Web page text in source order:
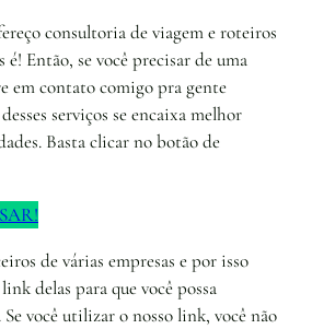
consultoria de viagem e roteiros
é! Então, se você precisar de uma
em contato comigo pra gente
serviços se encaixa melhor
Basta clicar no botão de
de várias empresas e por isso
delas para que você possa
Se você utilizar o nosso link, você não